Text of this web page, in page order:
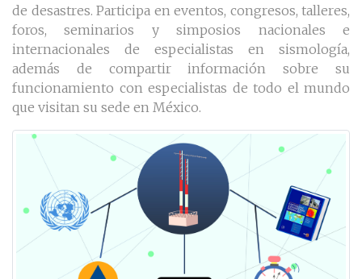
de desastres. Participa en eventos, congresos, talleres,
foros, seminarios y simposios nacionales e
internacionales de especialistas en sismología,
además de compartir información sobre su
funcionamiento con especialistas de todo el mundo
que visitan su sede en México.